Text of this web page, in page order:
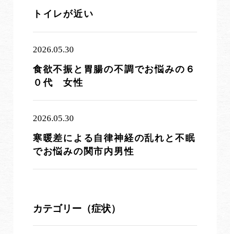
トイレが近い
2026.05.30
食欲不振と胃腸の不調でお悩みの６
０代 女性
2026.05.30
寒暖差による自律神経の乱れと不眠
でお悩みの関市内男性
カテゴリー（症状）